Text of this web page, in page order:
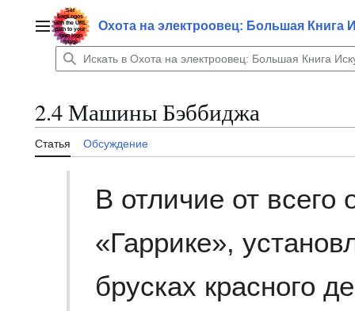
содержаниюГлавное менюОхота на электроовец: Большая Книга
2.4 Машины Бэббиджа
Статья Обсуждение
В отличие от всего
«Гаррике»,
брусках красного